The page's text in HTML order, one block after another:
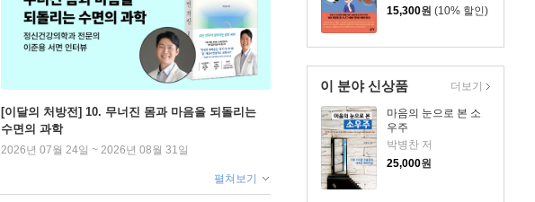
15,300원 (10% 할인)
이 분야 신상품
마음의 눈으로 본 소
우주
박병찬 저
25,000원
더보기
[이달의 처방전] 10. 무너진 몸과 마음을 되돌리는
수면의 과학
2026년 07월 24일 ~ 2026년 08월 31일
펼쳐보기